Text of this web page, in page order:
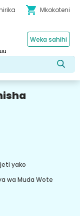
shopping_cart Mkokoteni
Weka sahihi
yako
wa Muda Wote